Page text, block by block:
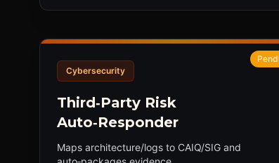
Cybersecurity
Third‑Party Risk
Auto‑Responder
Maps architecture/logs to CAIQ/SIG and